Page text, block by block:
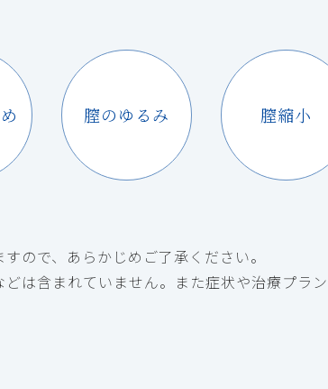
膣のゆるみ 膣縮小
ので、あらかじめご了承ください。
どは含まれていません。また症状や治療プラ